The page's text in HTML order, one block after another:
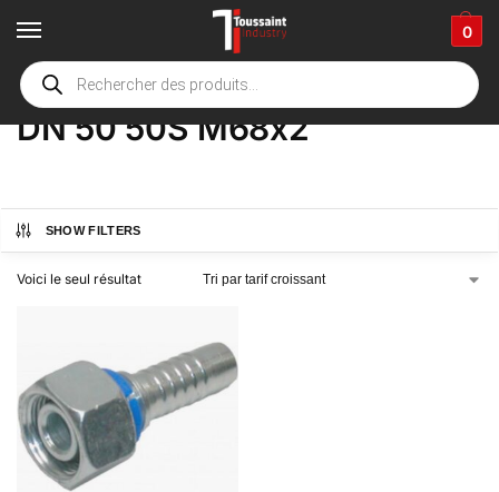
0
Accueil boutique / Product Options
DN 50 50S M68x2
SHOW FILTERS
Voici le seul résultat